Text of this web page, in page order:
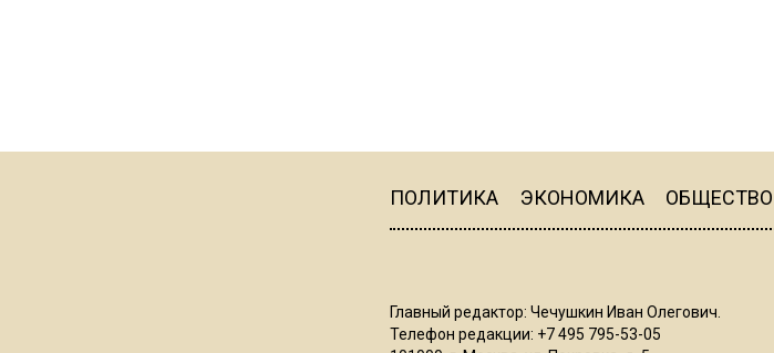
ПОЛИТИКА ЭКОНОМИКА ОБЩЕСТВО
Главный редактор: Чечушкин Иван Олегович.
Телефон редакции: +7 495 795-53-05